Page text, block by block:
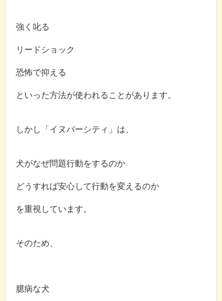
強く叱る
リードショック
恐怖で抑える
といった方法が使われることがあります。
しかし「イヌバーシティ」は、
犬がなぜ問題行動をするのか
どうすれば安心して行動を変えるのか
を重視しています。
そのため、
臆病な犬